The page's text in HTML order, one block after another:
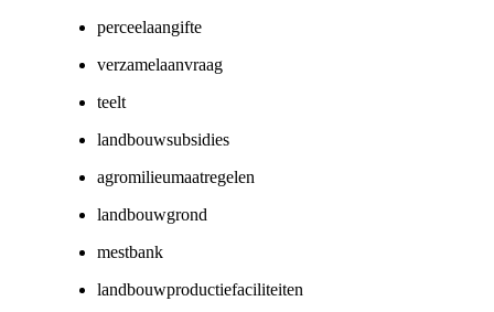
perceelaangifte
verzamelaanvraag
teelt
landbouwsubsidies
agromilieumaatregelen
landbouwgrond
mestbank
landbouwproductiefaciliteiten